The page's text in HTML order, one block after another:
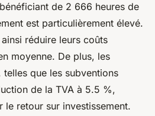
de 2 666 heures de
est particulièrement élevé.
réduire leurs coûts
moyenne. De plus, les
que les subventions
de la TVA à 5.5 %,
le retour sur investissement.